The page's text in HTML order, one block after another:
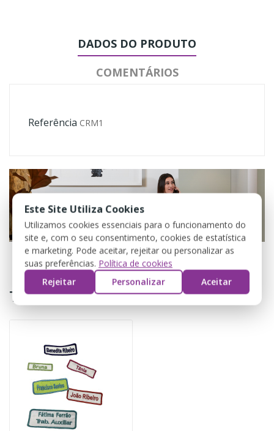
DADOS DO PRODUTO
COMENTÁRIOS
Referência CRM1
Também Poderá Gostar
Este Site Utiliza Cookies
Utilizamos cookies essenciais para o funcionamento do
site e, com o seu consentimento, cookies de estatística
e marketing. Pode aceitar, rejeitar ou personalizar as
suas preferências. Política de cookies
Rejeitar
Personalizar Aceitar